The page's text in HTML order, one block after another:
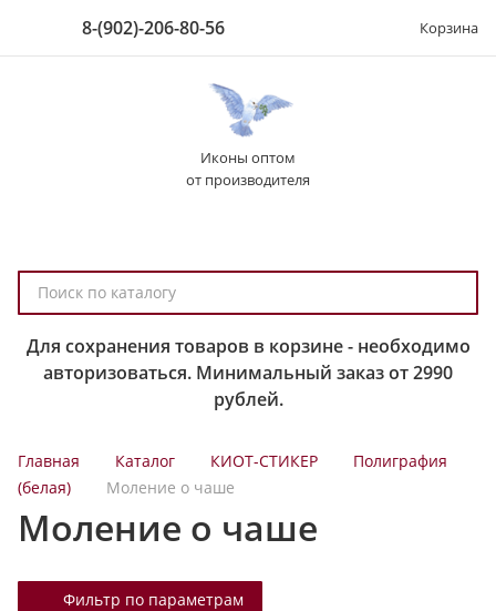
8-(902)-206-80-56 Корзина
Иконы оптом
от производителя
о
к
а
т
а
Для сохранения товаров в корзине - необходимо
авторизоваться. Минимальный заказ от 2990
рублей.
Главная Каталог КИОТ-СТИКЕР
Полиграфия
(белая)
Моление о чаше
Моление о чаше
Фильтр по параметрам